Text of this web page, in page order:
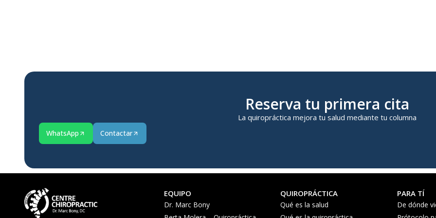
Reserva tu primera cita
La quiropráctica mejora tu salud mediante tu columna
WhatsApp Contactar
EQUIPO
Dr. Marc Bony
QUIROPRÁCTICA
Qué es la salud
PARA TÍ
De dónde